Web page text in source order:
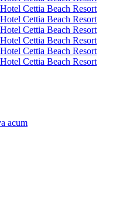
acum